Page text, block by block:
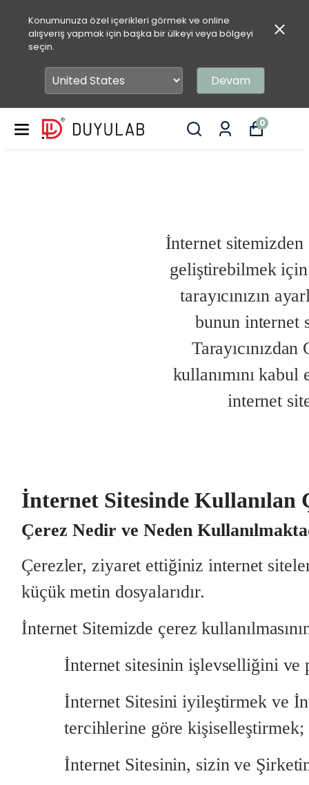
Konumunuza özel içerikleri görmek ve online
alışveriş yapmak için başka bir ülkeyi veya bölgeyi
seçin.
Devam
0
İnternet
geliştirebilmek için
tarayıcınızın
bunun internet
kullanımını
internet
İnternet Sitesinde Kullanılan
Çerez Nedir ve Neden
Çerezler, ziyaret ettiğiniz internet
küçük metin dosyalarıdır.
İnternet Sitemizde çerez
İnternet sitesinin işlevselliğini ve
İnternet Sitesini iyileştirmek ve
tercihlerine göre kişiselleştirmek;
İnternet Sitesinin, sizin ve